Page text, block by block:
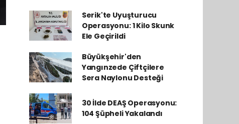
Serik'te Uyuşturucu
Operasyonu: 1 Kilo Skunk
Ele Geçirildi
Büyükşehir'den
Yangınzede Çiftçilere
Sera Naylonu Desteği
30 İlde DEAŞ Operasyonu:
104 Şüpheli Yakalandı